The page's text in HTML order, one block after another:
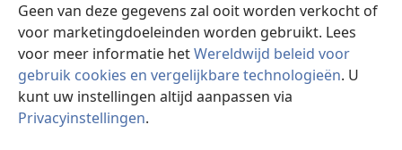
Geen van deze gegevens zal ooit worden verkocht of
voor marketingdoeleinden worden gebruikt. Lees
voor meer informatie hetWereldwijd beleid voor
gebruik cookies en vergelijkbare technologieën. U
kunt uw instellingen altijd aanpassen via
Privacyinstellingen.
Watchtower Library
Copyright© 2026 Watch Tower Bible and Tract Society of Pennsylvania.
GEBRUIKSVOORWAARDEN